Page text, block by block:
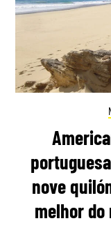
nove
melhor do